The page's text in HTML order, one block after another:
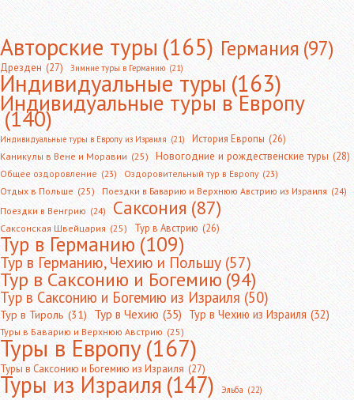
Авторские туры(165) Германия(97)
Дрезден (27) Зимние туры в Германию (21)
Индивидуальные туры(163)
Индивидуальные туры в Европу
(140)
Индивидуальные туры в Европу из Израиля (21) История Европы (26)
Каникулы в Вене и Моравии (25) Новогодние и рождественские туры (28)
Общее оздоровление (23) Оздоровительный тур в Европу (23)
Отдых в Польше (25) Поездки в Баварию и Верхнюю Австрию из Израиля (24)
Поездки в Венгрию (24) Саксония(87)
Саксонская Швейцария (25) Тур в Австрию (26)
Тур в Германию(109)
Тур в Германию, Чехию и Польшу (57)
Тур в Саксонию и Богемию(94)
Тур в Саксонию и Богемию из Израиля (50)
Тур в Тироль (31) Тур в Чехию (35) Тур в Чехию из Израиля (32)
Туры в Баварию и Верхнюю Австрию (25)
Туры в Европу(167)
Туры в Саксонию и Богемию из Израиля (27)
Туры из Израиля(147) Эльба (22)